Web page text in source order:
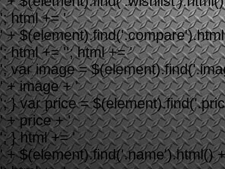
'; html += '
' +
'; html += ''; html += '
'; var image =
' + image + '
'; } var price =
' + price + '
'; } html += '
' + $(element).find('.name').html()